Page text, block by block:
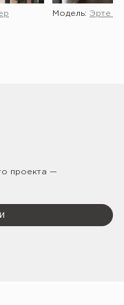
Модель: Эрте 2
проекта —